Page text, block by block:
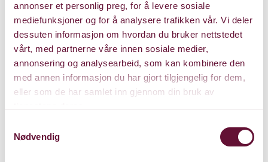
annonser et personlig preg, for å levere sosiale
mediefunksjoner og for å analysere trafikken vår. Vi deler
dessuten informasjon om hvordan du bruker nettstedet
vårt, med partnerne våre innen sosiale medier,
annonsering og analysearbeid, som kan kombinere den
med annen informasjon du har gjort tilgjengelig for dem,
eller som de har samlet inn gjennom din bruk av
Nødvendig
Les mer om Musikkmeditasjonene i Tanum kirke
Gratis inngang. Kollekt.